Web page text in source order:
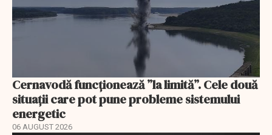
Cernavodă funcționează ”la limită”. Cele două
situații care pot pune probleme sistemului
energetic
06 AUGUST 2026